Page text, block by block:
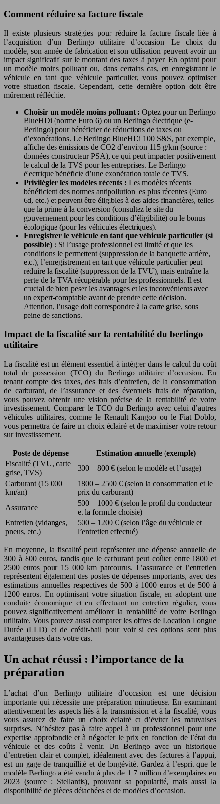
Comment réduire sa facture fiscale
Il existe plusieurs stratégies pour réduire la facture fiscale liée à
l’acquisition d’un Berlingo utilitaire d’occasion. Le choix du
modèle, son année de fabrication et son utilisation peuvent avoir un
impact significatif sur le montant des taxes à payer. En optant pour
un modèle moins polluant ou, dans certains cas, en enregistrant le
véhicule en tant que véhicule particulier, vous pouvez optimiser
votre situation fiscale. Cependant, cette dernière option doit être
mûrement réfléchie.
Choisir un modèle moins polluant : Optez pour un Berlingo
BlueHDi (norme Euro 6) ou un Berlingo électrique (e-
Berlingo) pour bénéficier de réductions de taxes ou
d’exonérations. Le Berlingo BlueHDi 100 S&S, par exemple,
affiche des émissions de CO2 d’environ 115 g/km (source :
données constructeur PSA), ce qui peut impacter positivement
le calcul de la TVS pour les entreprises. Le Berlingo
électrique bénéficie d’une exonération totale de TVS.
Privilégier les modèles récents : Les modèles récents
bénéficient des normes antipollution les plus récentes (Euro
6d, etc.) et peuvent être éligibles à des aides financières, telles
que la prime à la conversion (consultez le site du
gouvernement pour les conditions d’éligibilité) ou le bonus
écologique (pour les véhicules électriques).
Enregistrer le véhicule en tant que véhicule particulier (si
possible) : Si l’usage professionnel est limité et que les
conditions le permettent (suppression de la banquette arrière,
etc.), l’enregistrement en tant que véhicule particulier peut
réduire la fiscalité (suppression de la TVU), mais entraîne la
perte de la TVA récupérable pour les professionnels. Il est
crucial de bien peser les avantages et les inconvénients avec
un expert-comptable avant de prendre cette décision.
Attention, l’usage doit correspondre à la carte grise, sous
peine de sanctions.
Impact de la fiscalité sur la rentabilité du berlingo
utilitaire
La fiscalité est un élément essentiel à intégrer dans le calcul du coût
total de possession (TCO) du Berlingo utilitaire d’occasion. En
tenant compte des taxes, des frais d’entretien, de la consommation
de carburant, de l’assurance et des éventuels frais de réparation,
vous pouvez obtenir une vision précise de la rentabilité de votre
investissement. Comparer le TCO du Berlingo avec celui d’autres
véhicules utilitaires, comme le Renault Kangoo ou le Fiat Doblo,
vous permettra de faire un choix éclairé et de maximiser votre retour
sur investissement.
Poste de dépense
Estimation annuelle (exemple)
Fiscalité (TVU, carte
grise, TVS)
300 – 800 € (selon le modèle et l’usage)
Carburant (15 000
km/an)
1800 – 2500 € (selon la consommation et le
prix du carburant)
Assurance
500 – 1000 € (selon le profil du conducteur
et la formule choisie)
Entretien (vidanges,
pneus, etc.)
500 – 1200 € (selon l’âge du véhicule et
l’entretien effectué)
En moyenne, la fiscalité peut représenter une dépense annuelle de
300 à 800 euros, tandis que le carburant peut coûter entre 1800 et
2500 euros pour 15 000 km parcourus. L’assurance et l’entretien
représentent également des postes de dépenses importants, avec des
estimations annuelles respectives de 500 à 1000 euros et de 500 à
1200 euros. En optimisant votre situation fiscale, en adoptant une
conduite économique et en effectuant un entretien régulier, vous
pouvez significativement améliorer la rentabilité de votre Berlingo
utilitaire. Vous pouvez aussi comparer les offres de Location Longue
Durée (LLD) et de crédit-bail pour voir si ces options sont plus
avantageuses dans votre cas.
Un achat réussi : l’importance de la
préparation
L’achat d’un Berlingo utilitaire d’occasion est une décision
importante qui nécessite une préparation minutieuse. En examinant
attentivement les aspects liés à la transmission et à la fiscalité, vous
vous assurez de faire un choix éclairé et d’éviter les mauvaises
surprises. N’hésitez pas à faire appel à un professionnel pour une
expertise approfondie et à négocier le prix en fonction de l’état du
véhicule et des coûts à venir. Un Berlingo avec un historique
d’entretien clair et complet, idéalement avec des factures à l’appui,
est un gage de tranquillité et de longévité. Gardez à l’esprit que le
modèle Berlingo a été vendu à plus de 1.7 million d’exemplaires en
2023 (source : Stellantis), prouvant sa popularité, mais aussi la
disponibilité de pièces détachées et de modèles d’occasion.